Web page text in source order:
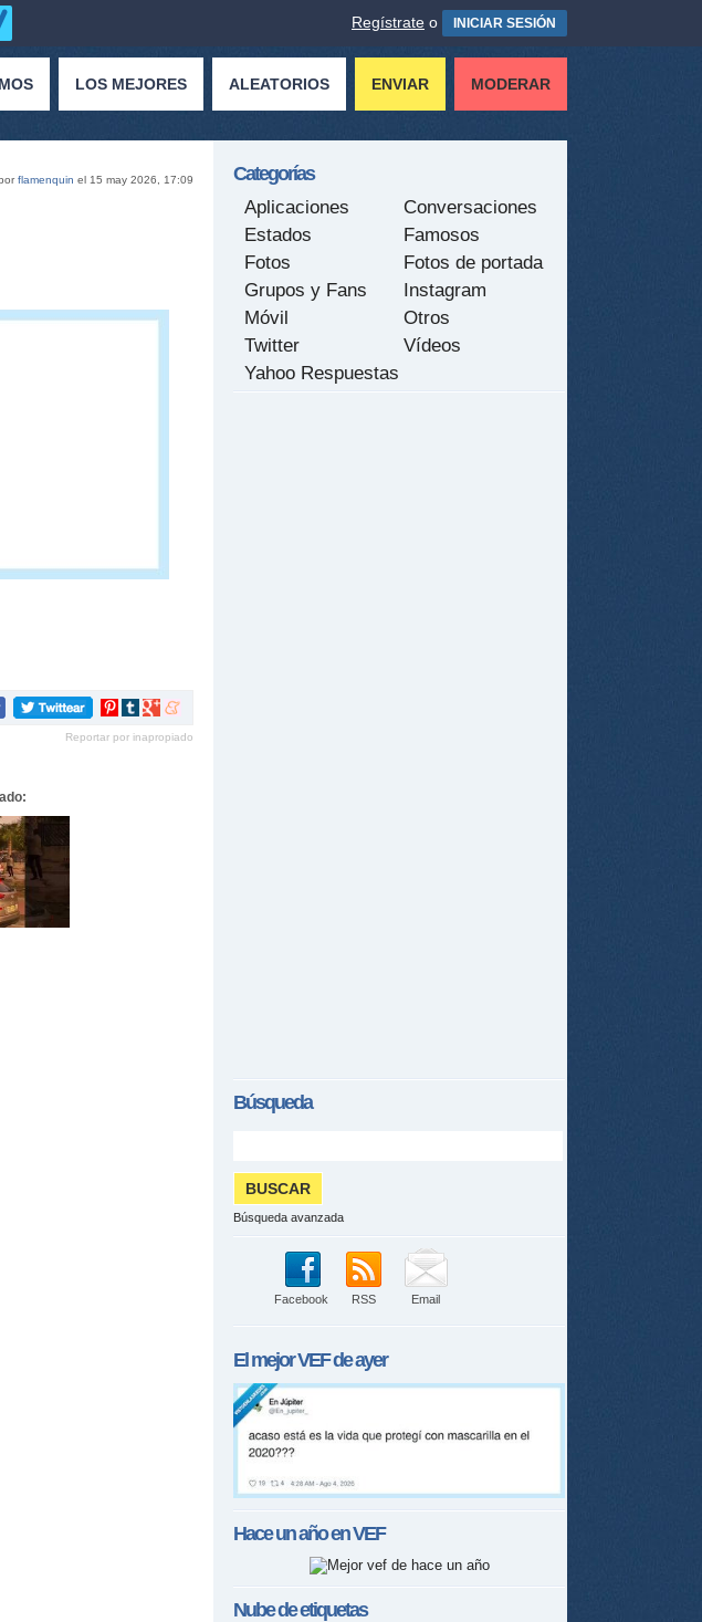
Regístrate o INICIAR SESIÓN
LOS MEJORES ALEATORIOS ENVIAR MODERAR
flamenquin el 15 may 2026, 17:09
Compartir
Pinterest
Compartir
tumblr
Compartir
Google+
Compartir
meneame
Reportar por inapropiado
Categorías
Aplicaciones
Conversaciones
Estados
Famosos
Fotos
Fotos de portada
Grupos y Fans
Instagram
Móvil
Otros
Twitter
Vídeos
Yahoo Respuestas
Búsqueda
Búsqueda avanzada
Facebook RSS Email
El mejorVEFde ayer
Hace un año enVEF
Nube de etiquetas